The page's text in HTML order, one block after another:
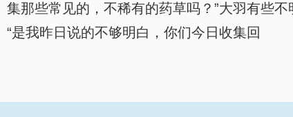
集那些常见的，不稀有的药草吗？”大羽有些
“是我昨日说的不够明白，你们今日收集回